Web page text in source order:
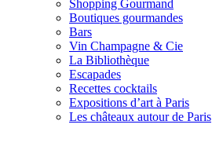
Shopping Gourmand
Boutiques gourmandes
Bars
Vin Champagne & Cie
La Bibliothèque
Escapades
Recettes cocktails
Expositions d’art à Paris
Les châteaux autour de Paris